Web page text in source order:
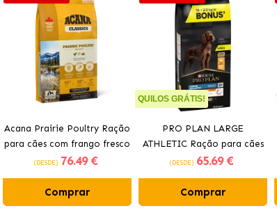
Acana Prairie Poultry Ração
para cães com frango fresco
(DESDE) 76.49 €
Comprar
QUILOS GRÁTIS!
PRO PLAN LARGE
ATHLETIC Ração para cães
com frango
(DESDE) 65.69 €
Comprar